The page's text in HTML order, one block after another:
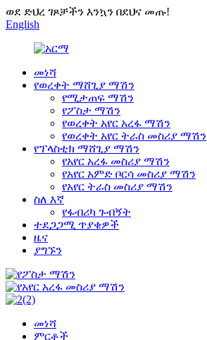
ወደ ድህረ ገጾቻችን እንኳን በደህና መጡ!
English
መነሻ
የወረቀት ማሸጊያ ማሽን
የሚታጠፍ ማሽን
የፖስታ ማሽን
የወረቀት አየር አረፋ ማሽን
የወረቀት አየር ትራስ መስሪያ ማሽን
የፕላስቲክ ማሸጊያ ማሽን
የአየር አረፋ መስሪያ ማሽን
የአየር አምድ ቦርሳ መስሪያ ማሽን
የአየር ትራስ መስሪያ ማሽን
ስለ እኛ
የፋብሪካ ጉብኝት
ተደጋጋሚ ጥያቄዎች
ዜና
ያግኙን
መነሻ
ምርቶች